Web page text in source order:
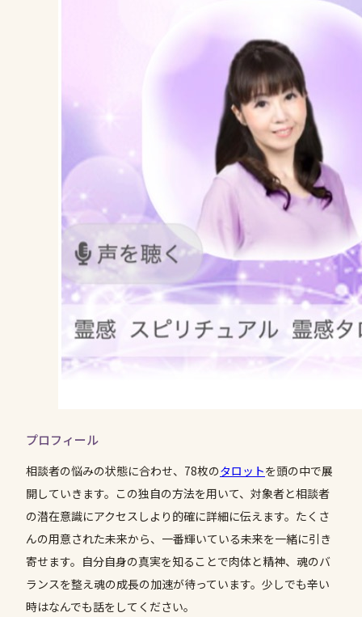
プロフィール
相談者の悩みの状態に合わせ、78枚のタロットを頭の中で展
開していきます。この独自の方法を用いて、対象者と相談者
の潜在意識にアクセスしより的確に詳細に伝えます。たくさ
んの用意された未来から、一番輝いている未来を一緒に引き
寄せます。自分自身の真実を知ることで肉体と精神、魂のバ
ランスを整え魂の成長の加速が待っています。少しでも辛い
時はなんでも話をしてください。